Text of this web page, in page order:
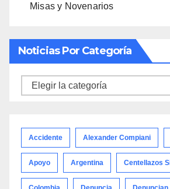
Misas y Novenarios
Noticias Por Categoría
Noticias
Accidente Alexander Compiani
Apoyo Argentina Centellazos